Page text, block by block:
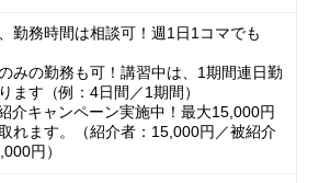
勤務時間は相談可！週1日1コマでも
みの勤務も可！講習中は、1期間連日勤
ます（例：4日間／1期間）
介キャンペーン実施中！最大15,000円
れます。（紹介者：15,000円／被紹介
円）